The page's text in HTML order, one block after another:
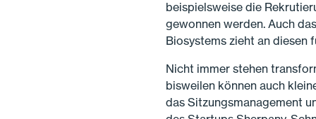
beispielsweise die
gewonnen werden. Auch
Biosystems zieht an diesen
Nicht immer stehen
bisweilen können auch
das Sitzungsmanagement